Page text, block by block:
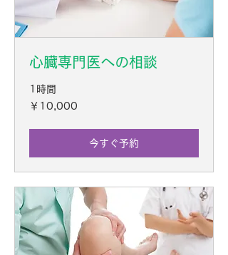
心臓専門医への相談
1時間
10,000
円
￥10,000
今すぐ予約